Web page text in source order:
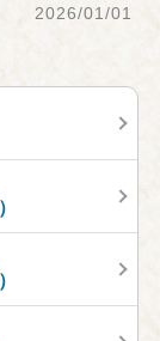
2026/01/01
拶
）
）